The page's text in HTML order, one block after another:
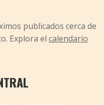
publicados cerca de
Explora el calendario